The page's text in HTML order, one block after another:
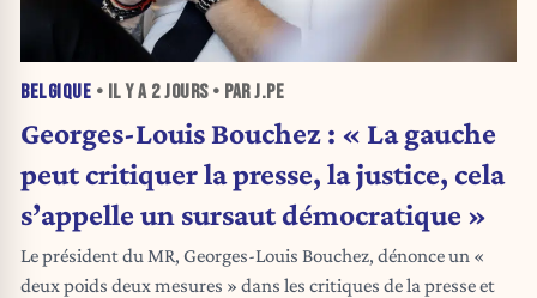
BELGIQUE • IL Y A 2 JOURS• PAR J.PE
Georges-Louis Bouchez : « La gauche
peut critiquer la presse, la justice, cela
s’appelle un sursaut démocratique »
Le président du MR, Georges-Louis Bouchez, dénonce un «
deux poids deux mesures » dans les critiques de la presse et